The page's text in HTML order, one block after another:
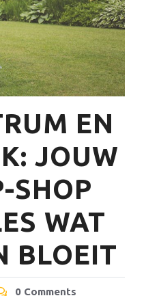
EN
JOUW
SHOP
WAT
BLOEIT
0 Comments